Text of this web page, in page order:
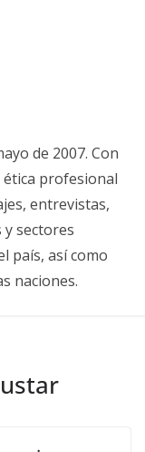
de 2007. Con
profesional
entrevistas,
sectores
país, así como
naciones.